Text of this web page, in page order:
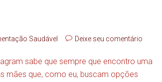
Saudável Deixe seu comentário
sabe que sempre que encontro uma
mães que, como eu, buscam opções